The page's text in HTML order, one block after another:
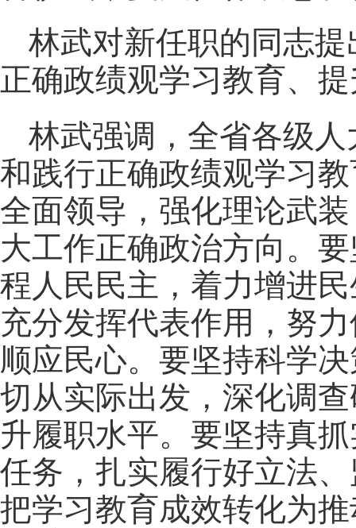
林武对新任职的同志
正确政绩观学习教育、
林武强调，全省各级
和践行正确政绩观学习
全面领导，强化理论武
大工作正确政治方向。
程人民民主，着力增进
充分发挥代表作用，努
顺应民心。要坚持科学
切从实际出发，深化调
升履职水平。要坚持真
任务，扎实履行好立法
把学习教育成效转化为